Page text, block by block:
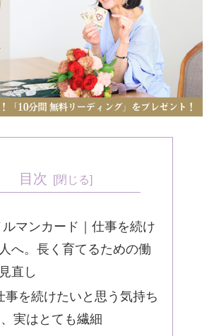
目次
ルマンカード｜仕事を続け
へ。長く育てるための働
直し
事を続けたいと思う気持ち
実はとても繊細